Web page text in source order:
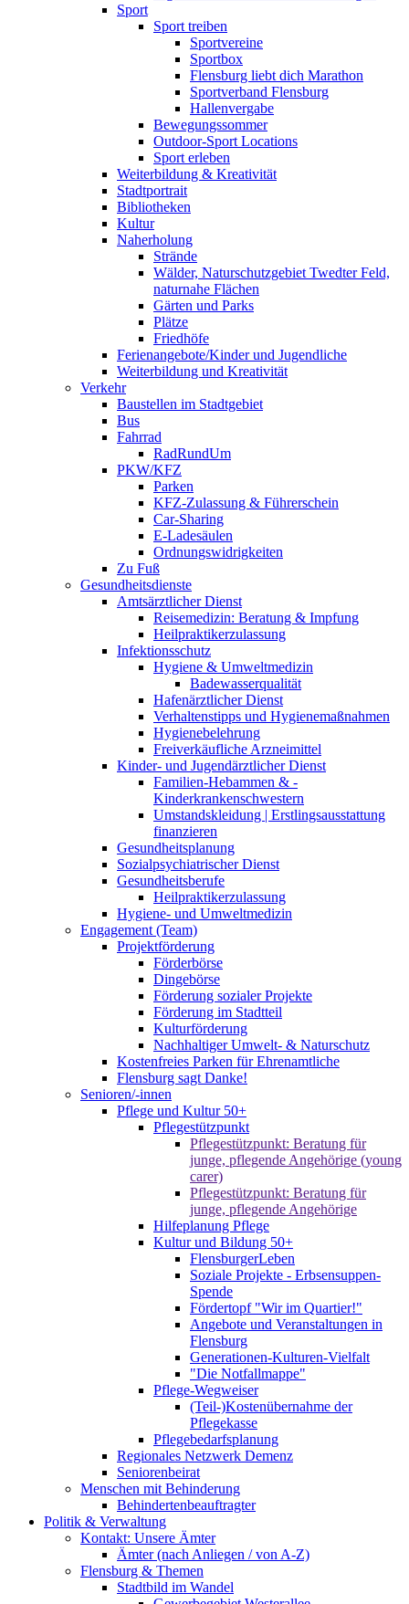
Sport
Sport treiben
Sportvereine
Sportbox
Flensburg liebt dich Marathon
Sportverband Flensburg
Hallenvergabe
Bewegungssommer
Outdoor-Sport Locations
Sport erleben
Weiterbildung & Kreativität
Stadtportrait
Bibliotheken
Kultur
Naherholung
Strände
Wälder, Naturschutzgebiet Twedter Feld,
naturnahe Flächen
Gärten und Parks
Plätze
Friedhöfe
Ferienangebote/Kinder und Jugendliche
Weiterbildung und Kreativität
Verkehr
Baustellen im Stadtgebiet
Bus
Fahrrad
RadRundUm
PKW/KFZ
Parken
KFZ-Zulassung & Führerschein
Car-Sharing
E-Ladesäulen
Ordnungswidrigkeiten
Zu Fuß
Gesundheitsdienste
Amtsärztlicher Dienst
Reisemedizin: Beratung & Impfung
Heilpraktikerzulassung
Infektionsschutz
Hygiene & Umweltmedizin
Badewasserqualität
Hafenärztlicher Dienst
Verhaltenstipps und Hygienemaßnahmen
Hygienebelehrung
Freiverkäufliche Arzneimittel
Kinder- und Jugendärztlicher Dienst
Familien-Hebammen & -
Kinderkrankenschwestern
Umstandskleidung | Erstlingsausstattung
finanzieren
Gesundheitsplanung
Sozialpsychiatrischer Dienst
Gesundheitsberufe
Heilpraktikerzulassung
Hygiene- und Umweltmedizin
Engagement (Team)
Projektförderung
Förderbörse
Dingebörse
Förderung sozialer Projekte
Förderung im Stadtteil
Kulturförderung
Nachhaltiger Umwelt- & Naturschutz
Kostenfreies Parken für Ehrenamtliche
Flensburg sagt Danke!
Senioren/-innen
Pflege und Kultur 50+
Pflegestützpunkt
Pflegestützpunkt: Beratung für
junge, pflegende Angehörige (young
carer)
Pflegestützpunkt: Beratung für
junge, pflegende Angehörige
Hilfeplanung Pflege
Kultur und Bildung 50+
FlensburgerLeben
Soziale Projekte - Erbsensuppen-
Spende
Fördertopf "Wir im Quartier!"
Angebote und Veranstaltungen in
Flensburg
Generationen-Kulturen-Vielfalt
"Die Notfallmappe"
Pflege-Wegweiser
(Teil-)Kostenübernahme der
Pflegekasse
Pflegebedarfsplanung
Regionales Netzwerk Demenz
Seniorenbeirat
Menschen mit Behinderung
Behindertenbeauftragter
Politik & Verwaltung
Kontakt: Unsere Ämter
Ämter (nach Anliegen / von A-Z)
Flensburg & Themen
Stadtbild im Wandel